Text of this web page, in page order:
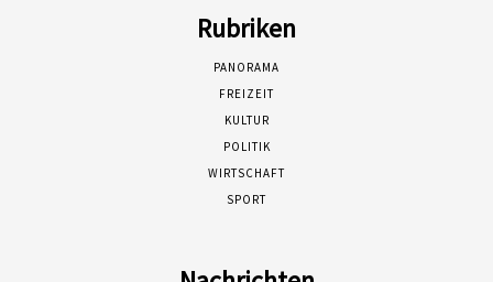
Rubriken
PANORAMA
FREIZEIT
KULTUR
POLITIK
WIRTSCHAFT
SPORT